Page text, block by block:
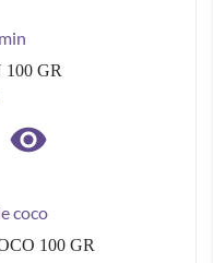
GR

100 GR